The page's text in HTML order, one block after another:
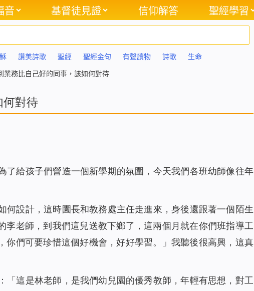
音 基督徒見證 信仰解答 聖經學習
讚美詩歌 聖經 聖經金句 有聲讀物 詩歌 生命
業務比自己好的同事，該如何對待
何對待
了給孩子們營造一個新學期的氛圍，今天我們各班幼師像往年
何設計，這時園長和教務處主任走進來，身後還跟著一個陌生
李老師，到我們這兒送教下鄉了，這兩個月就在你們班指導工
你們可要珍惜這個好機會，好好學習。」我聽後很高興，這真
「這是林老師，是我們幼兒園的優秀教師，年輕有思想，對工